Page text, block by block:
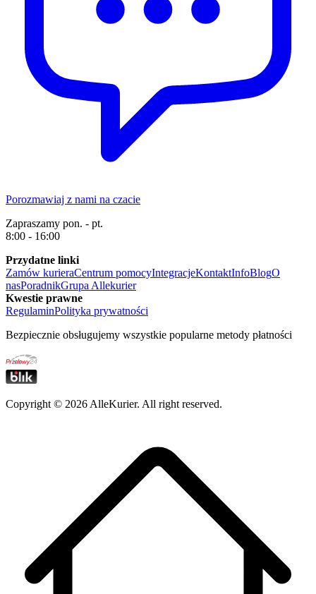
Porozmawiaj z nami na czacie
Zapraszamy pon. - pt.
8:00 - 16:00
Przydatne linki
Zamów kurieraCentrum pomocyIntegracjeKontaktInfoBlogO
nasPoradnikGrupa Allekurier
Kwestie prawne
RegulaminPolityka prywatności
Bezpiecznie obsługujemy wszystkie popularne metody płatności
Copyright © 2026 AlleKurier. All right reserved.